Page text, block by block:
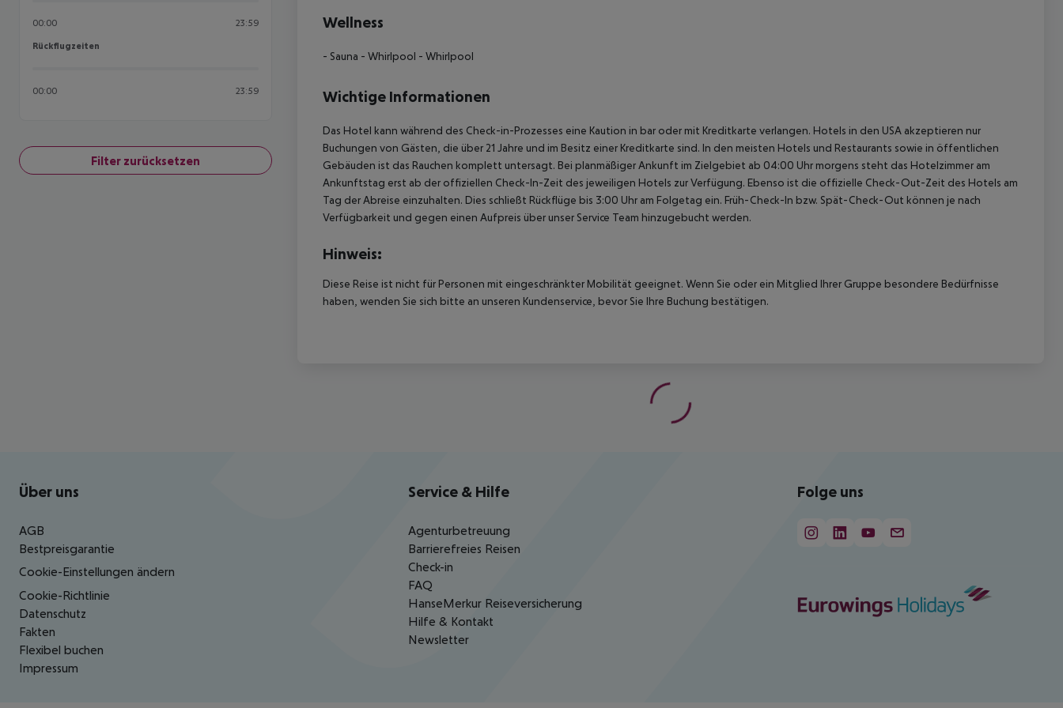
00:00 23:59
Rückflugzeiten
Rückflugzeiten
00:00 23:59
Filter zurücksetzen
Wellness
- Sauna - Whirlpool - Whirlpool
Wichtige Informationen
Das Hotel kann während des Check-in-Prozesses eine Kaution in bar oder mit Kreditkarte verlangen. Hotels in den USA akzeptieren nur
Buchungen von Gästen, die über 21 Jahre und im Besitz einer Kreditkarte sind. In den meisten Hotels und Restaurants sowie in öffentlichen
Gebäuden ist das Rauchen komplett untersagt. Bei planmäßiger Ankunft im Zielgebiet ab 04:00 Uhr morgens steht das Hotelzimmer am
Ankunftstag erst ab der offiziellen Check-In-Zeit des jeweiligen Hotels zur Verfügung. Ebenso ist die offizielle Check-Out-Zeit des Hotels am
Tag der Abreise einzuhalten. Dies schließt Rückflüge bis 3:00 Uhr am Folgetag ein. Früh-Check-In bzw. Spät-Check-Out können je nach
Verfügbarkeit und gegen einen Aufpreis über unser Service Team hinzugebucht werden.
Hinweis:
Diese Reise ist nicht für Personen mit eingeschränkter Mobilität geeignet. Wenn Sie oder ein Mitglied Ihrer Gruppe besondere Bedürfnisse
haben, wenden Sie sich bitte an unseren Kundenservice, bevor Sie Ihre Buchung bestätigen.
Footer navigation
Über uns
AGB
Bestpreisgarantie
Cookie-Einstellungen ändern
Cookie-Richtlinie
Datenschutz
Fakten
Flexibel buchen
Impressum
Service & Hilfe
Agenturbetreuung
Barrierefreies Reisen
Check-in
FAQ
HanseMerkur Reiseversicherung
Hilfe & Kontakt
Newsletter
Folge uns